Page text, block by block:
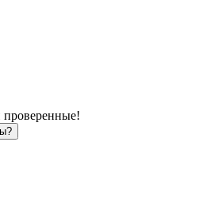
проверенные!